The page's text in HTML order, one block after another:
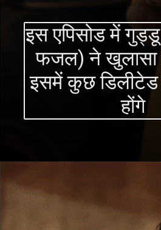
इस एपिसोड में
फजल) ने खुलासा
इसमें कुछ डिलीटेड
होंगे